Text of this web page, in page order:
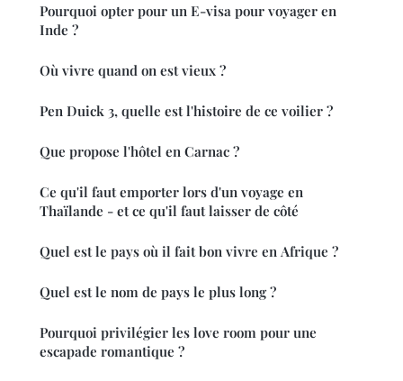
Pourquoi opter pour un E-visa pour voyager en
Inde ?
Où vivre quand on est vieux ?
Pen Duick 3, quelle est l'histoire de ce voilier ?
Que propose l'hôtel en Carnac ?
Ce qu'il faut emporter lors d'un voyage en
Thaïlande - et ce qu'il faut laisser de côté
Quel est le pays où il fait bon vivre en Afrique ?
Quel est le nom de pays le plus long ?
Pourquoi privilégier les love room pour une
escapade romantique ?